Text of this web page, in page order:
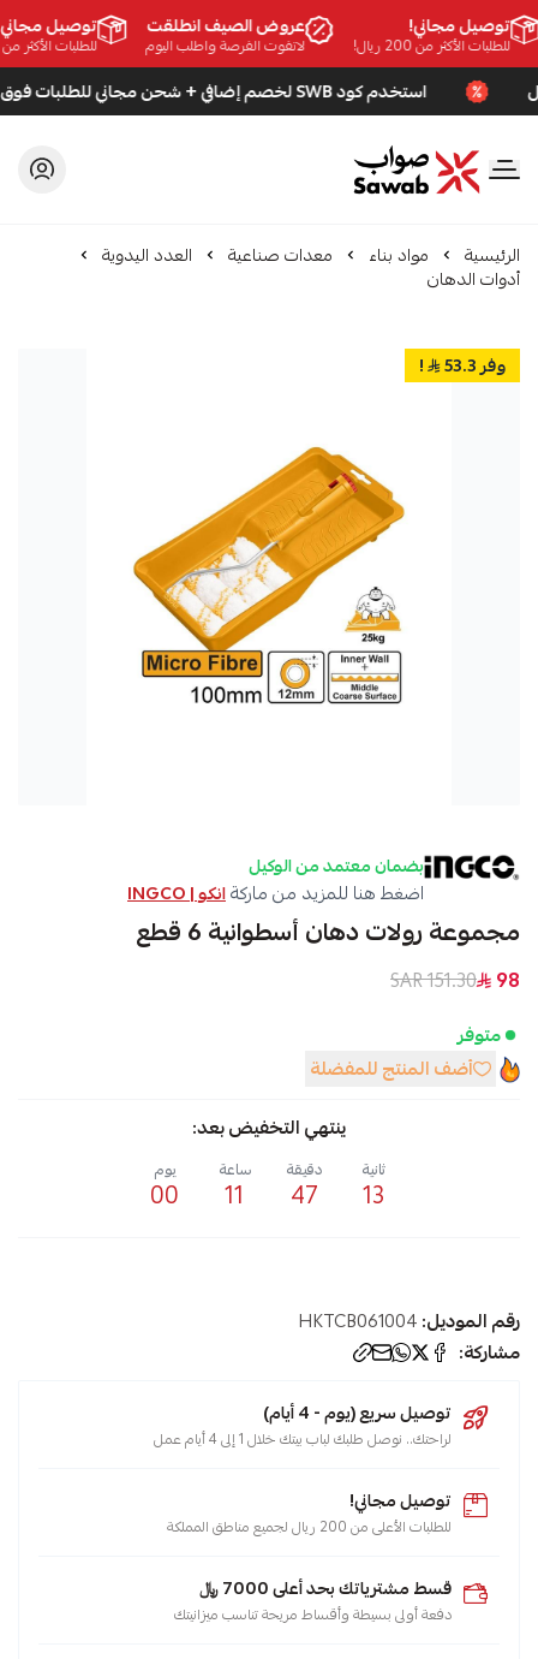
توصيل مجاني!
للطلبات الأكثر من 200 ريال!
عروض الصيف انطلقت
لاتفوت الفرصة واطلب اليوم
توصيل مجاني!
للطلبات الأكثر من 200 ريال!
استخدم كود SWB لخصم إضافي + شحن مجاني للطلبات فوق 200 ريال
صواب
الرئيسية مواد بناء معدات صناعية العدد اليدوية
أدوات الدهان
وفر 53.3 !
بضمان معتمد من الوكيل
اضغط هنا للمزيد من ماركةانكو | INGCO
مجموعة رولات دهان أسطوانية 6 قطع
98
151.30 SAR
متوفر
أضف المنتج للمفضلة
ينتهي التخفيض بعد:
12
ثانية
47
دقيقة
11
ساعة
00
يوم
رقم الموديل:HKTCB061004
مشاركة:
توصيل سريع (يوم - 4 أيام)
لراحتك.. نوصل طلبك لباب بيتك خلال 1 إلى 4 أيام عمل
توصيل مجاني!
للطلبات الأعلى من 200 ريال لجميع مناطق المملكة
قسط مشترياتك بحد أعلى 7000 ﷼
دفعة أولى بسيطة وأقساط مريحة تناسب ميزانيتك